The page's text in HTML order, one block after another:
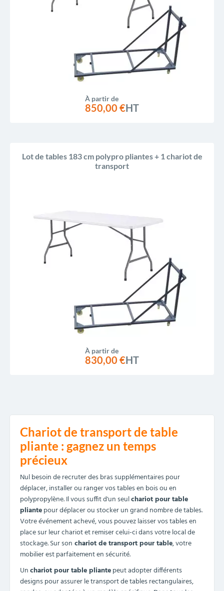
À partir de
850,00 €HT
Lot de tables 183 cm polypro pliantes + 1 chariot de
transport
À partir de
830,00 €HT
Chariot de transport de table
pliante : gagnez un temps
précieux
Nul besoin de recruter des bras supplémentaires pour
déplacer, installer ou ranger vos tables en bois ou en
polypropylène. Il vous suffit d'un seulchariot pour table
pliantepour déplacer ou stocker un grand nombre de tables.
Votre événement achevé, vous pouvez laisser vos tables en
place sur leur chariot et remiser celui-ci dans votre local de
stockage. Sur son chariot de transport pour table, votre
mobilier est parfaitement en sécurité.
Unchariot pour table pliantepeut adopter différents
designs pour assurer le transport de tables rectangulaires,